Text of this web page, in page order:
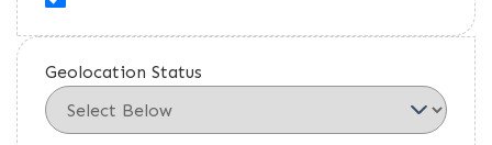
Geolocation Status